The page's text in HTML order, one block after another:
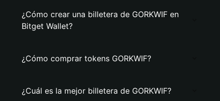
¿Cómo crear una billetera de GORKWIF en
Bitget Wallet?
¿Cómo comprar tokens GORKWIF?
¿Cuál es la mejor billetera de GORKWIF?